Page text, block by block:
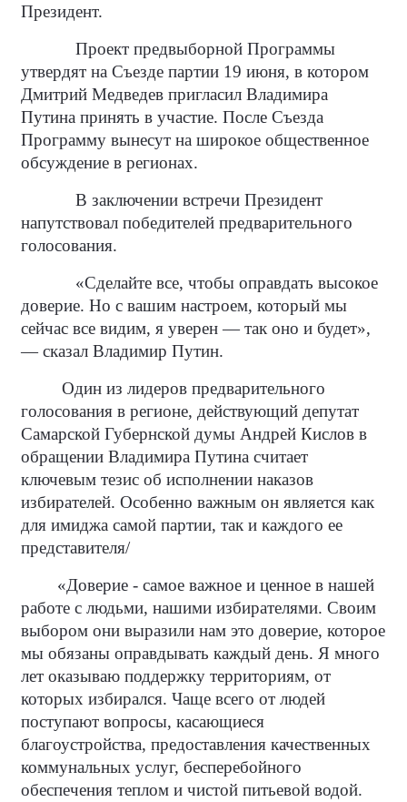
Президент.
Проект предвыборной Программы
утвердят на Съезде партии 19 июня, в котором
Дмитрий Медведев пригласил Владимира
Путина принять в участие. После Съезда
Программу вынесут на широкое общественное
обсуждение в регионах.
В заключении встречи Президент
напутствовал победителей предварительного
голосования.
«Сделайте все, чтобы оправдать высокое
доверие. Но с вашим настроем, который мы
сейчас все видим, я уверен — так оно и будет»,
— сказал Владимир Путин.
Один из лидеров предварительного
голосования в регионе, действующий депутат
Самарской Губернской думы Андрей Кислов в
обращении Владимира Путина считает
ключевым тезис об исполнении наказов
избирателей. Особенно важным он является как
для имиджа самой партии, так и каждого ее
представителя/
«Доверие - самое важное и ценное в нашей
работе с людьми, нашими избирателями. Своим
выбором они выразили нам это доверие, которое
мы обязаны оправдывать каждый день. Я много
лет оказываю поддержку территориям, от
которых избирался. Чаще всего от людей
поступают вопросы, касающиеся
благоустройства, предоставления качественных
коммунальных услуг, бесперебойного
обеспечения теплом и чистой питьевой водой.